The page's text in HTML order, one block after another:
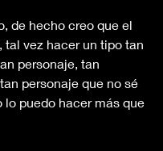
de hecho creo que el
tal vez hacer un tipo tan
personaje, tan
personaje que no sé
lo puedo hacer más que